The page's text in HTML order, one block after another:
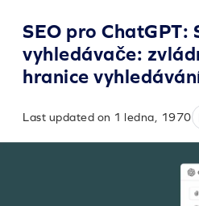
SEO pro ChatGPT:
vyhledávače:
hranice
Last updated on 1 ledna, 1970